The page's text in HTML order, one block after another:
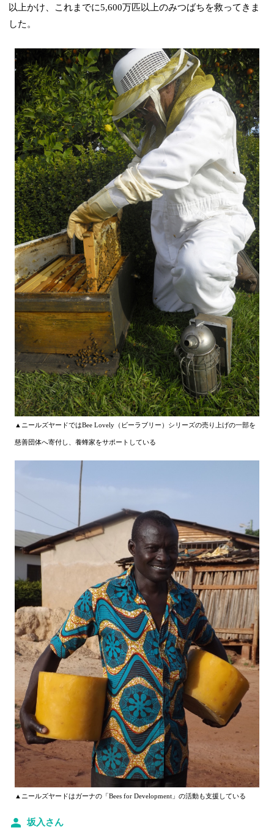
以上かけ、これまでに5,600万匹以上のみつばちを救ってきま
した。
▲ニールズヤードではBee Lovely（ビーラブリー）シリーズの売り上げの一部を
慈善団体へ寄付し、養蜂家をサポートしている
▲ニールズヤードはガーナの「Bees for Development」の活動も支援している
坂入さん